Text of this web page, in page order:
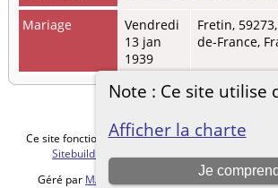
Note : Ce site utilise
Afficher la charte
Je
Mariage
Vendredi
13 jan
1939
Fretin,
de-France,
Ce site fonctionne grace au logicielThe Next
Sitebuilding
Géré par MALVACHE Cédric Charte de